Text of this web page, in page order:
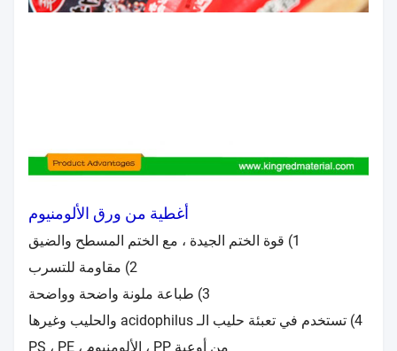
أغطية من ورق الألومنيوم
1) قوة الختم الجيدة ، مع الختم المسطح والضيق
2) مقاومة للتسرب
3) طباعة ملونة واضحة وواضحة
4) تستخدم في تعبئة حليب الـ acidophilus والحليب وغيرها
من أوعية PP ، الألومنيوم ، PS ، PE